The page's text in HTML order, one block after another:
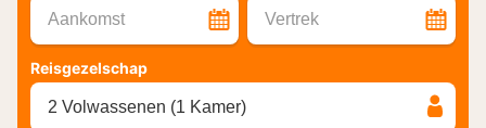
Aankomst Vertrek
Reisgezelschap
2 Volwassenen (1 Kamer)